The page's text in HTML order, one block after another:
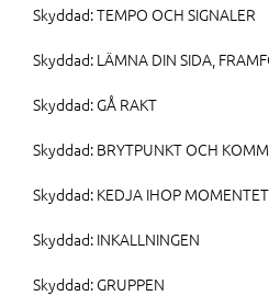
Skyddad: TEMPO OCH SIGNALER
Skyddad: LÄMNA DIN SIDA,
Skyddad: GÅ RAKT
Skyddad: BRYTPUNKT OCH
Skyddad: KEDJA IHOP MOMENTET
Skyddad: INKALLNINGEN
Skyddad: GRUPPEN